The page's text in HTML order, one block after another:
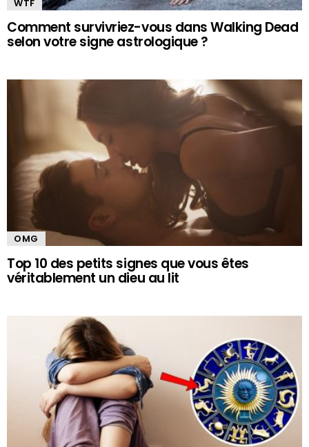
WTF
Comment survivriez-vous dans Walking Dead
selon votre signe astrologique ?
OMG
Top 10 des petits signes que vous êtes
véritablement un dieu au lit